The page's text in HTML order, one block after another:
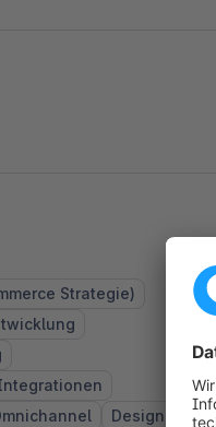
Strategie)
Design